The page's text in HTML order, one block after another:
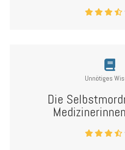
Unnötiges
Die